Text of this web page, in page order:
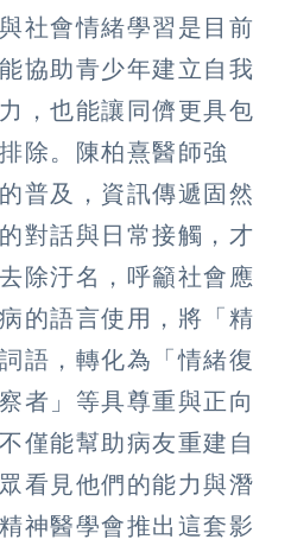
社會情緒學習是目前
協助青少年建立自我
，也能讓同儕更具包
除。陳柏熹醫師強
普及，資訊傳遞固然
對話與日常接觸，才
除汙名，呼籲社會應
的語言使用，將「精
語，轉化為「情緒復
者」等具尊重與正向
僅能幫助病友重建自
看見他們的能力與潛
神醫學會推出這套影